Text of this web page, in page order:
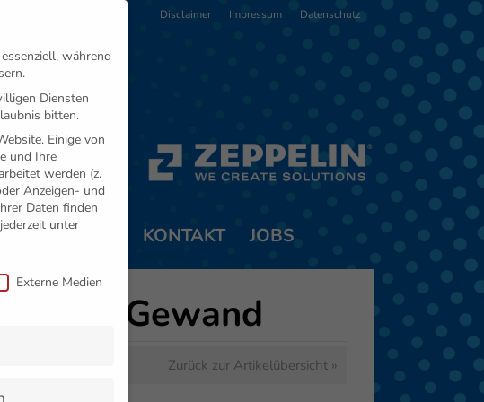
Disclaimer Impressum Datenschutz
PARTNER KONTAKT JOBS
Gewand
Zurück zur Artikelübersicht »
während
Diensten
bitten.
Einige von
und Ihre
werden (z.
Anzeigen- und
Daten finden
unter
Externe Medien